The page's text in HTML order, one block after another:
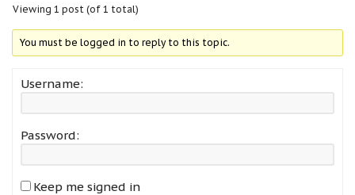
Viewing 1 post (of 1 total)
You must be logged in to reply to this topic.
Username:
Password:
Keep me signed in